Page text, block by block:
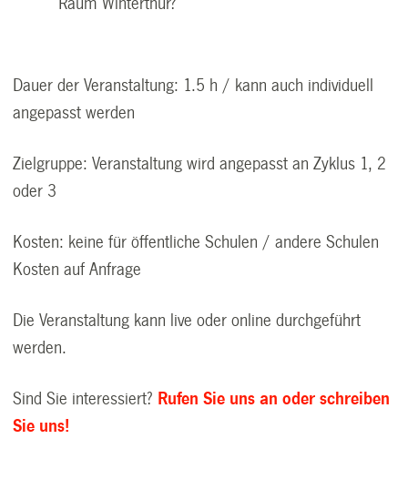
Dauer der Veranstaltung: 1.5 h / kann auch individuell
angepasst werden
Zielgruppe: Veranstaltung wird angepasst an Zyklus 1, 2
oder 3
Kosten: keine für öffentliche Schulen / andere Schulen
Kosten auf Anfrage
Die Veranstaltung kann live oder online durchgeführt
werden.
Sind Sie interessiert? Rufen Sie uns an oder schreiben
Sie uns!